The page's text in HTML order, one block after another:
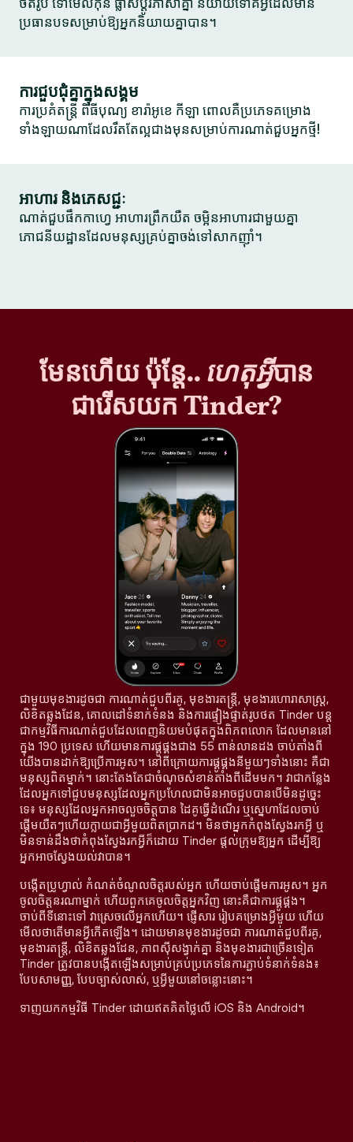
ថតរូប ទៅមើលកុន ផ្លាស់ប្តូរភាសាគ្នា និយាយទៅគឺអ្វីដែលមាន
ប្រធានបទសម្រាប់ឱ្យអ្នកនិយាយគ្នាបាន។
ការជួបជុំគ្នាក្នុងសង្គម
ការប្រគំតន្ត្រី ពិធីបុណ្យ ខារ៉ាអូខេ កីឡា ពោលគឺប្រភេទគម្រោង
ទាំងឡាយណាដែលរឹតតែល្អជាងមុនសម្រាប់ការណាត់ជួបអ្នកថ្មី!
អាហារ និងភេសជ្ជៈ
ណាត់ជួបផឹកកាហ្វេ អាហារព្រឹកយឺត ចម្អិនអាហារជាមួយគ្នា
ភោជនីយដ្ឋានដែលមនុស្សគ្រប់គ្នាចង់ទៅសាកញ៉ាំ។
មែនហើយ ប៉ុន្តែ.. ហេតុអ្វីបាន
ជារើសយក Tinder?
ជាមួយមុខងារដូចជា ការណាត់ជួបពីរគូ, មុខងារតន្រ្តី, មុខងារហោរាសាស្ត្រ,
លិខិតឆ្លងដែន, គោលដៅទំនាក់ទំនង និងការផ្ទៀងផ្ទាត់រូបថត Tinder បន្ត
ជាកម្មវិធីការណាត់ជួបដែលពេញនិយមបំផុតក្នុងពិភពលោក ដែលមាននៅ
ក្នុង 190 ប្រទេស ហើយមានការផ្គូផ្គងជាង 55 ពាន់លានដង ចាប់តាំងពី
យើងបានដាក់ឱ្យប្រើការអូស។ នៅពីក្រោយការផ្គូផ្គងនីមួយៗទាំងនោះ គឺជា
មនុស្សពិតម្នាក់។ នោះតែងតែជាចំណុចសំខាន់តាំងពីដើមមក។ វាជាកន្លែង
ដែលអ្នកទៅជួបមនុស្សដែលអ្នកប្រហែលជាមិនអាចជួបបានបើមិនដូច្នេះ
ទេ៖ មនុស្សដែលអ្នកអាចលួចចិត្តបាន ដៃគូធ្វើដំណើរ ឬស្នេហាដែលចាប់
ផ្តើមយឺតៗហើយក្លាយជាអ្វីមួយពិតប្រាកដ។ មិនថាអ្នកកំពុងស្វែងរកអ្វី ឬ
មិនទាន់ដឹងថាកំពុងស្វែងរកអ្វីក៏ដោយ Tinder ផ្តល់ក្រុមឱ្យអ្នក ដើម្បីឱ្យ
អ្នកអាចស្វែងយល់វាបាន។
បង្កើតប្រូហ្វាល់ កំណត់ចំណូលចិត្តរបស់អ្នក ហើយចាប់ផ្តើមការអូស។ អ្នក
ចូលចិត្តនរណាម្នាក់ ហើយពួកគេចូលចិត្តអ្នកវិញ នោះគឺជាការផ្គូផ្គង។
ចាប់ពីទីនោះទៅ វាស្រេចលើអ្នកហើយ។ ផ្ញើសារ រៀបគម្រោងអ្វីមួយ ហើយ
មើលថាតើមានអ្វីកើតឡើង។ ដោយមានមុខងារដូចជា ការណាត់ជួបពីរគូ,
មុខងារតន្រ្តី, លិខិតឆ្លងដែន, ភាពស៊ីសង្វាក់គ្នា និងមុខងារជាច្រើនទៀត
Tinder ត្រូវបានបង្កើតឡើងសម្រាប់គ្រប់ប្រភេទនៃការភ្ជាប់ទំនាក់ទំនង៖
បែបសាមញ្ញ, បែបច្បាស់លាស់, ឬអ្វីមួយនៅចន្លោះនោះ។
ទាញយកកម្មវិធី Tinder ដោយឥតគិតថ្លៃលើ iOS និង Android។